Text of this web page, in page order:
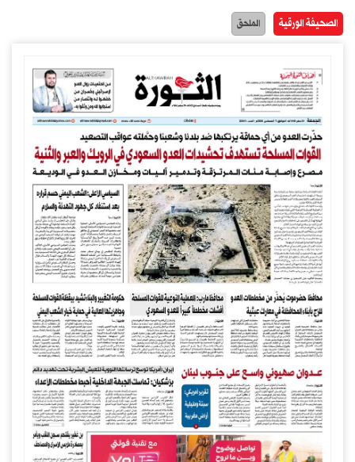
الصحيفة الورقية الملحق